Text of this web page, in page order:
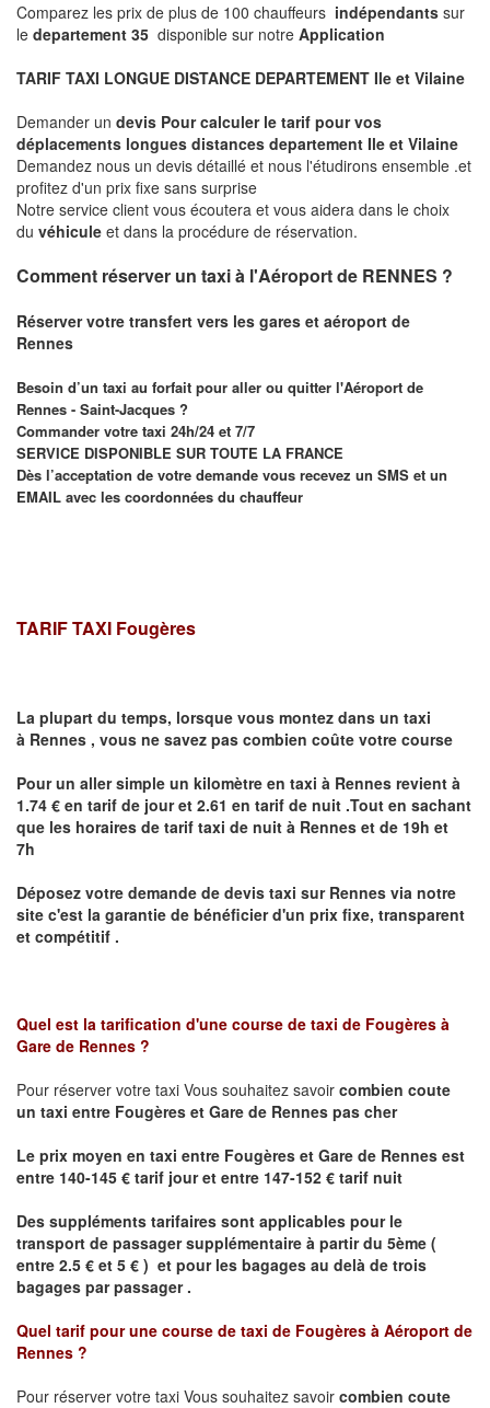
Comparez les prix de plus de 100 chauffeurs indépendants sur
le departement 35 disponible sur notre Application
TARIF TAXI LONGUE DISTANCE DEPARTEMENT Ile et Vilaine
Demander un devis Pour calculer le tarif pour vos
déplacements longues distances departement Ile et Vilaine
Demandez nous un devis détaillé et nous l'étudirons ensemble .et
profitez d'un prix fixe sans surprise
Notre service client vous écoutera et vous aidera dans le choix
du véhicule et dans la procédure de réservation.
Comment réserver un taxi à l'Aéroport de RENNES ?
Réserver votre transfert vers les gares et aéroport de
Rennes
Besoin d’un taxi au forfait pour aller ou quitter l'Aéroport de
Rennes - Saint-Jacques ?
Commander votre taxi 24h/24 et 7/7
SERVICE DISPONIBLE SUR TOUTE LA FRANCE
Dès l’acceptation de votre demande vous recevez un SMS et un
EMAIL avec les coordonnées du chauffeur
TARIF TAXI Fougères
La plupart du temps, lorsque vous montez dans un taxi
à Rennes , vous ne savez pas combien coûte votre course
Pour un aller simple un kilomètre en taxi à Rennes revient à
1.74 € en tarif de jour et 2.61 en tarif de nuit .Tout en sachant
que les horaires de tarif taxi de nuit à Rennes et de 19h et
7h
Déposez votre demande de devis taxi sur Rennes via notre
site c'est la garantie de bénéficier d'un prix fixe, transparent
et compétitif .
Quel est la tarification d'une course de taxi de Fougères à
Gare de Rennes ?
Pour réserver votre taxi Vous souhaitez savoir combien coute
un taxi entre Fougères et Gare de Rennes pas cher
Le prix moyen en taxi entre Fougères et Gare de Rennes est
entre 140-145 € tarif jour et entre 147-152 € tarif nuit
Des suppléments tarifaires sont applicables pour le
transport de passager supplémentaire à partir du 5ème (
entre 2.5 € et 5 € ) et pour les bagages au delà de trois
bagages par passager .
Quel tarif pour une course de taxi de Fougères à Aéroport de
Rennes ?
Pour réserver votre taxi Vous souhaitez savoir combien coute